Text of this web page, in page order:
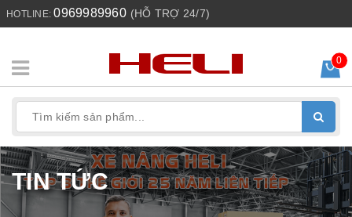
HOTLINE:0969989960 (HỖ TRỢ 24/7)
0
TIN TỨC